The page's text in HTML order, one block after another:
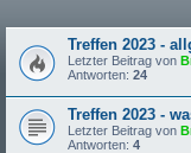
Treffen 2023 -
Letzter Beitrag von
Antworten: 24
Treffen 2023 -
Letzter Beitrag von
Antworten: 4